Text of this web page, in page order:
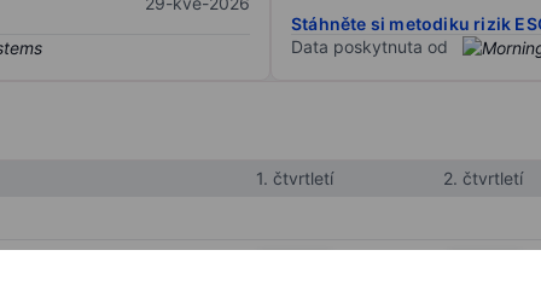
Stáhněte si metodiku rizik
Data poskytnuta od
1. čtvrtletí 2. čtvrtletí